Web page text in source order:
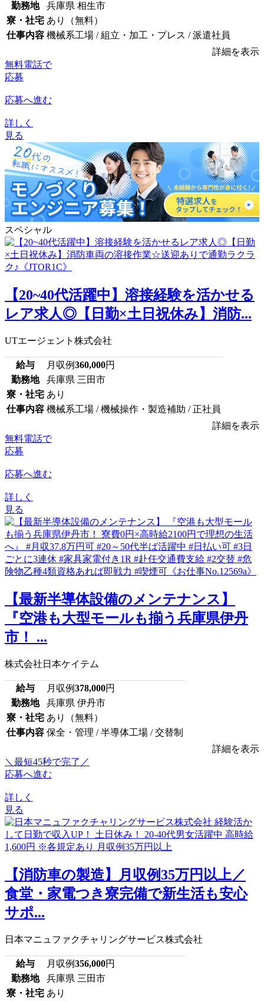
勤務地
兵庫県 相生市
寮・社宅 あり（無料）
仕事内容 機械系工場 / 組立・加工・プレス / 派遣社員
詳細を表示
無料電話で
応募
応募へ進む
詳しく
見る
スペシャル
【20~40代活躍中】溶接経験を活かせる
レア求人◎【日勤×土日祝休み】消防...
UTエージェント株式会社
給与 月収例360,000円
勤務地
兵庫県 三田市
寮・社宅 あり
仕事内容 機械系工場 / 機械操作・製造補助 / 正社員
詳細を表示
無料電話で
応募
応募へ進む
詳しく
見る
【最新半導体設備のメンテナンス】
『空港も大型モールも揃う兵庫県伊丹
市！ ...
株式会社日本ケイテム
給与 月収例378,000円
勤務地
兵庫県 伊丹市
寮・社宅 あり（無料）
仕事内容 保全・管理 / 半導体工場 / 交替制
詳細を表示
＼最短45秒で完了／
応募へ進む
詳しく
見る
【消防車の製造】月収例35万円以上／
食堂・家電つき寮完備で新生活も安心
サポ...
日本マニュファクチャリングサービス株式会社
給与 月収例356,000円
勤務地
兵庫県 三田市
寮・社宅 あり